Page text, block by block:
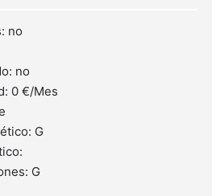
no
no
0 €/Mes
G
G